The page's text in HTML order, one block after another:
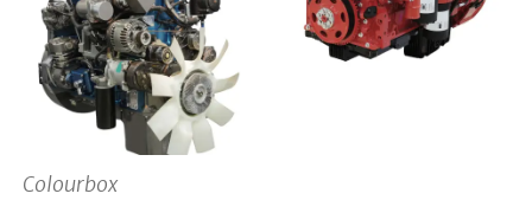
Colourbox